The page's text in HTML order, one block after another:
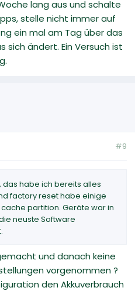
lang aus und schalte
stelle nicht immer auf
ein mal am Tag über das
sich ändert. Ein Versuch ist
#9
das habe ich bereits alles
factory reset habe einige
partition. Geräte war in
neuste Software
und danach keine
vorgenommen ?
den Akkuverbrauch